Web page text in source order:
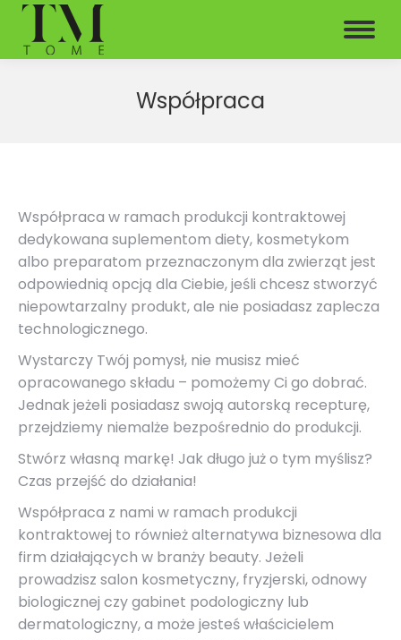
Współpraca
Współpraca w ramach produkcji kontraktowej
dedykowana suplementom diety, kosmetykom
albo preparatom przeznaczonym dla zwierząt jest
odpowiednią opcją dla Ciebie, jeśli chcesz stworzyć
niepowtarzalny produkt, ale nie posiadasz zaplecza
technologicznego.
Wystarczy Twój pomysł, nie musisz mieć
opracowanego składu – pomożemy Ci go dobrać.
Jednak jeżeli posiadasz swoją autorską recepturę,
przejdziemy niemalże bezpośrednio do produkcji.
Stwórz własną markę! Jak długo już o tym myślisz?
Czas przejść do działania!
Współpraca z nami w ramach produkcji
kontraktowej to również alternatywa biznesowa dla
firm działających w branży beauty. Jeżeli
prowadzisz salon kosmetyczny, fryzjerski, odnowy
biologicznej czy gabinet podologiczny lub
dermatologiczny, a może jesteś właścicielem